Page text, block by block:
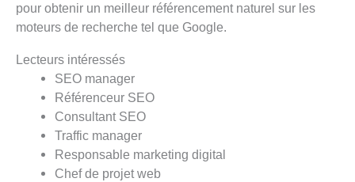
pour obtenir un meilleur référencement naturel sur les
moteurs de recherche tel que Google.
Lecteurs intéressés
SEO manager
Référenceur SEO
Consultant SEO
Traffic manager
Responsable marketing digital
Chef de projet web